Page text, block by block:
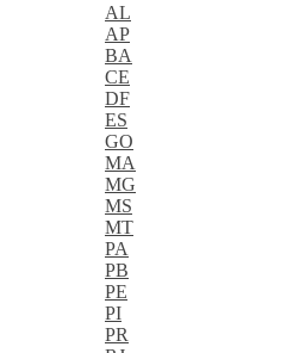
AL
AP
BA
CE
DF
ES
GO
MA
MG
MS
MT
PA
PB
PE
PI
PR